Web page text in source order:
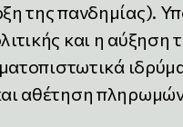
της πανδημίας).
και η
αθέτηση